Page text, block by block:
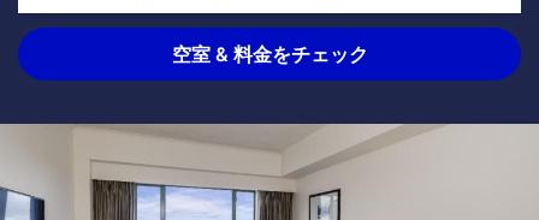
空室 & 料金をチェック